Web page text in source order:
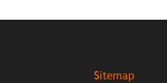
Sitemap